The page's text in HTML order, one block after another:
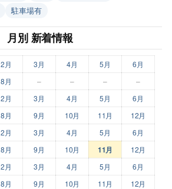
駐車場有
月別 新着情報
2月 3月 4月 5月
6月
8月 – – – –
2月 3月 4月 5月
6月
8月 9月 10月 11月 12月
2月 3月 4月 5月
6月
8月 9月 10月 11月 12月
2月 3月 4月 5月
6月
8月 9月 10月 11月 12月